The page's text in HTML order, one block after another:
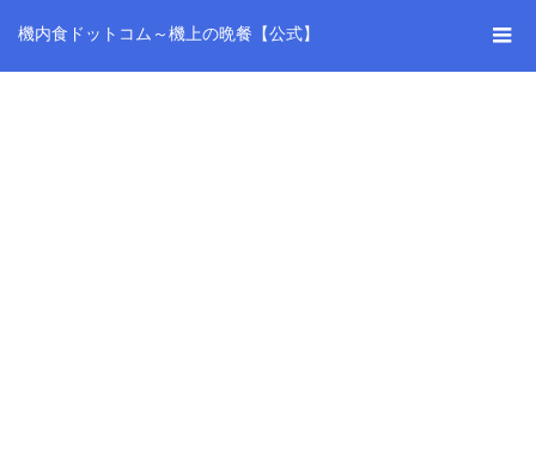
機内食ドットコム～機上の晩餐【公式】